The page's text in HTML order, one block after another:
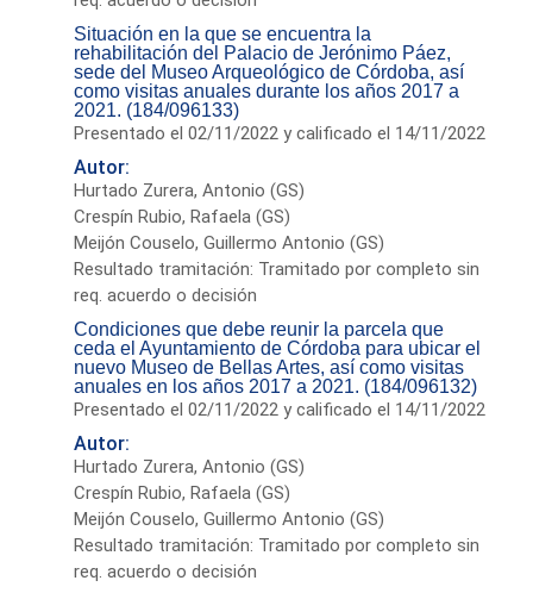
Situación en la que se encuentra la
rehabilitación del Palacio de Jerónimo Páez,
sede del Museo Arqueológico de Córdoba, así
como visitas anuales durante los años 2017 a
2021. (184/096133)
Presentado el 02/11/2022 y calificado el 14/11/2022
Autor:
Hurtado Zurera, Antonio (GS)
Crespín Rubio, Rafaela (GS)
Meijón Couselo, Guillermo Antonio (GS)
Resultado tramitación: Tramitado por completo sin
req. acuerdo o decisión
Condiciones que debe reunir la parcela que
ceda el Ayuntamiento de Córdoba para ubicar el
nuevo Museo de Bellas Artes, así como visitas
anuales en los años 2017 a 2021. (184/096132)
Presentado el 02/11/2022 y calificado el 14/11/2022
Autor:
Hurtado Zurera, Antonio (GS)
Crespín Rubio, Rafaela (GS)
Meijón Couselo, Guillermo Antonio (GS)
Resultado tramitación: Tramitado por completo sin
req. acuerdo o decisión